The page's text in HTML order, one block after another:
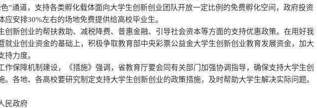
”通道，支持各类孵化载体面向大学生创新创业团队开放一定比例的免费孵化空间，政府投资
应安排30%左右的场地免费提供给高校毕业生。
创新创业的帮扶救助、减税降费、普惠金融、引导社会资本等方面的支持优惠政策。在用好我
就业创业资金的基础上，积极争取教育部中央彩票公益金大学生创新创业教育发展资金，加大
持力度。
作保障机制建设，《措施》强调，省教育厅要会同有关部门加强协调指导，确保支持大学生创
。各地、各高校要研究制定支持大学生创新创业的政策措施，及时帮助大学生解决实际问题。
民政府